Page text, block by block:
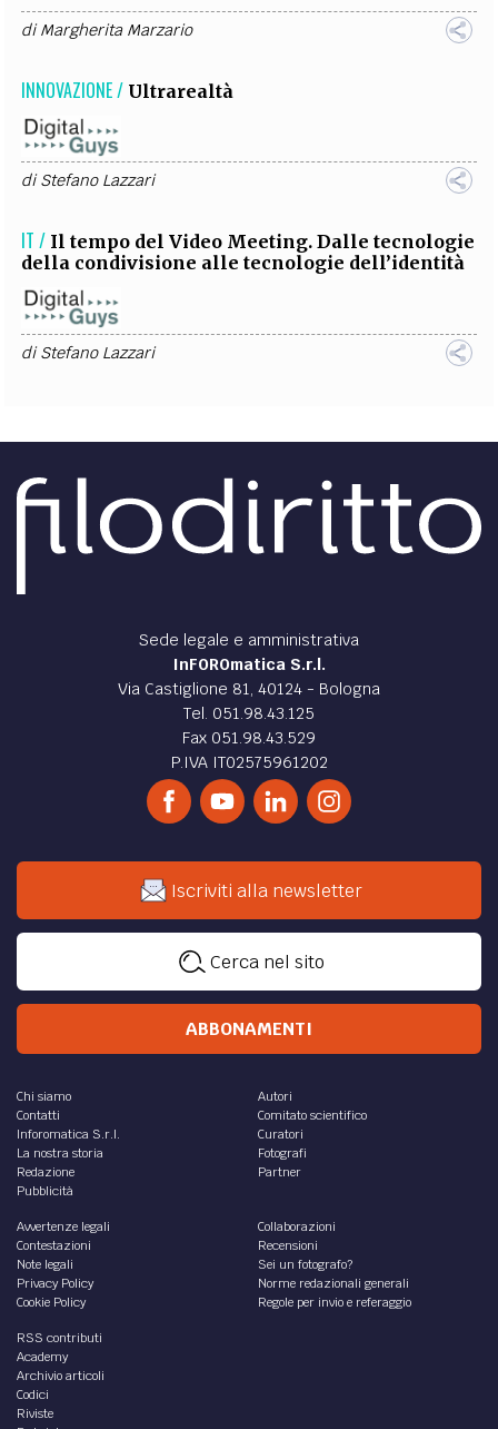
diMargherita Marzario
INNOVAZIONE / Ultrarealtà
diStefano Lazzari
IT / Il tempo del Video Meeting. Dalle tecnologie
della condivisione alle tecnologie dell’identità
diStefano Lazzari
Sede legale e amministrativa
InFOROmatica S.r.l.
Via Castiglione 81, 40124 - Bologna
Tel. 051.98.43.125
Fax 051.98.43.529
P.IVA IT02575961202
Iscriviti alla newsletter
Cerca nel sito
ABBONAMENTI
Chi siamo
Contatti
Inforomatica S.r.l.
La nostra storia
Redazione
Pubblicità
Autori
Comitato scientifico
Curatori
Fotografi
Partner
Avvertenze legali
Contestazioni
Note legali
Privacy Policy
Cookie Policy
Collaborazioni
Recensioni
Sei un fotografo?
Norme redazionali generali
Regole per invio e referaggio
RSS contributi
Academy
Archivio articoli
Codici
Riviste